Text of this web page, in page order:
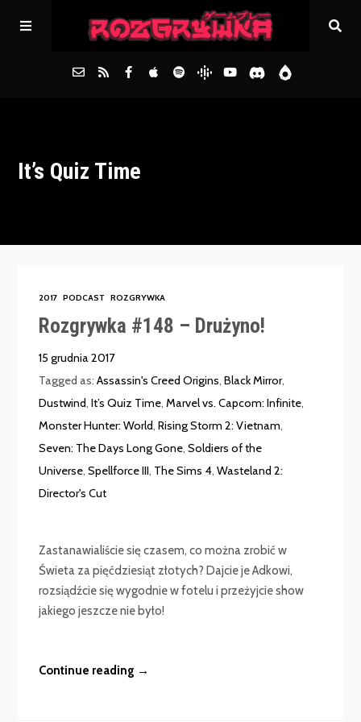
Archiwum
It’s Quiz Time
2017 PODCAST ROZGRYWKA
Rozgrywka #148 – Drużyno!
15 grudnia 2017
Tagged as:Assassin's Creed Origins,Black Mirror,
Dustwind,It’s Quiz Time,Marvel vs. Capcom: Infinite,
Monster Hunter: World,Rising Storm 2: Vietnam,
Seven: The Days Long Gone,Soldiers of the
Universe,Spellforce III, The Sims 4,Wasteland 2:
Director's Cut
Zastanawialiście się czasem, co można zrobić w
Świeta za pięćdziesiąt złotych? Dajcie je Adkowi,
rozsiądźcie się wygodnie w fotelu i przeżyjcie show
jakiego jeszcze nie było!
Continue reading →